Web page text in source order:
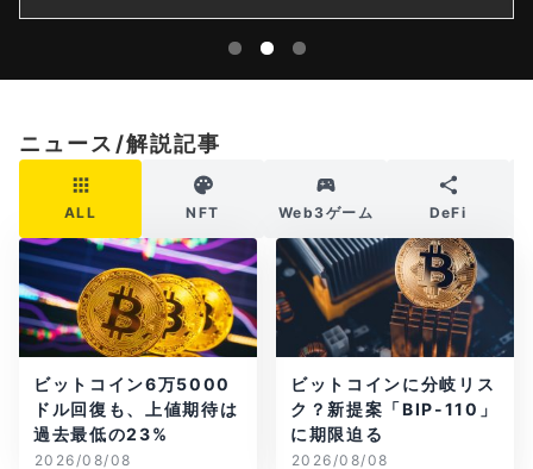
ニュース/解説記事
ALL NFT Web3ゲーム DeFi
ビットコイン6万5000
ドル回復も、上値期待は
過去最低の23%
2026/08/08
ビットコインに分岐リス
ク？新提案「BIP-110」
に期限迫る
2026/08/08